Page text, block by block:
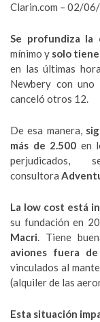
Clarin.com – 02/
Se profundiza la
mínimo y solo
en las últimas
Newbery con
canceló otros 12.
De esa manera,
más de 2.500 en
consultora
La low cost está
su fundación en
Macri. Tiene
aviones fuera
vinculados al
(alquiler de las
Esta situación